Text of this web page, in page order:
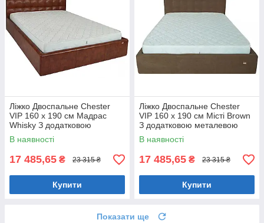
Ліжко Двоспальне Chester
VIP 160 х 190 см Мадрас
Whisky З додатковою
металевою цільнозварною
рамою Коричневий
В наявності
17 485,65 ₴ 23 315 ₴
Купити
Ліжко Двоспальне Chester
VIP 160 х 190 см Місті Brown
З додатковою металевою
цільнозварною рамою
Коричневий
В наявності
17 485,65 ₴ 23 315 ₴
Купити
Показати ще